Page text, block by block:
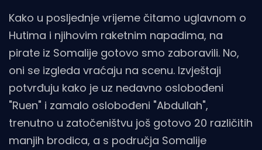
Kako u posljednje vrijeme čitamo uglavnom o
Hutima i njihovim raketnim napadima, na
pirate iz Somalije gotovo smo zaboravili. No,
oni se izgleda vraćaju na scenu. Izvještaji
potvrđuju kako je uz nedavno oslobođeni
"Ruen" i zamalo oslobođeni "Abdullah",
trenutno u zatočeništvu još gotovo 20 različitih
manjih brodica, a s područja Somalije